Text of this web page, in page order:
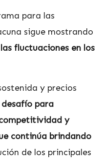
para las
sigue mostrando
las fluctuaciones en los
y precios
desafío para
y
continúa brindando
de los principales